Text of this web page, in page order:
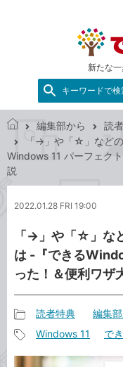
新たな
キーワードで検
き
ト
編集部から
読
「→」や「☆」など
Windows 11 パーフェク
説
2022.01.28 FRI 19:00
「→」や「☆」な
は -『できる
った！＆便利ワザ
事
カ
読者特典 編集
Windows 11 で